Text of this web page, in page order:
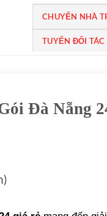
CHUYỂN NHÀ
TUYỂN ĐỐI
Đà Nẵng